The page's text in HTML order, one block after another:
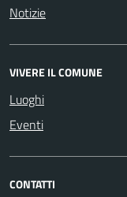
Notizie
VIVERE IL COMUNE
Luoghi
Eventi
CONTATTI